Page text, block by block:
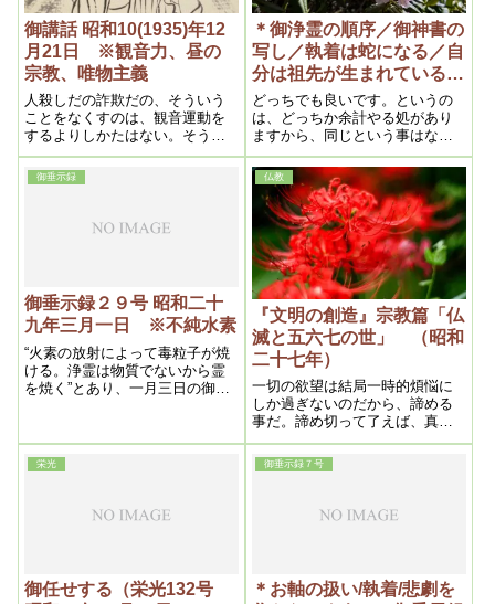
御講話 昭和10(1935)年12
月21日 ※観音力、昼の
宗教、唯物主義
人殺しだの詐欺だの、そういう
ことをなくすのは、観音運動を
するよりしかたはない。そうい
うわけで、結局、観音運動を大
いにして、一日も早く、一人で
も多く救わなければならぬ
＊御浄霊の順序／御神書の
写し／執着は蛇になる／自
分は祖先が生まれている
(御垂示録15号 昭和27年11
月1日③)
どっちでも良いです。というの
は、どっちか余計やる処があり
ますから、同じという事はな
い。その方を先にやれば良い。
それから額の熱ですが、触って
みて暖かかったら、何処かに浄
化があります。それから前（頸
部淋巴腺）から触るのです。そ
うすると一番良く分ります。そ
れから離れてやるのです。
御垂示録
御垂示録２９号 昭和二十
九年三月一日 ※不純水素
“火素の放射によって毒粒子が焼
ける。浄霊は物質でないから霊
を焼く”とあり、一月三日の御教
の”とあり、又他の御論文により
ますと“火 素によって全滅し、漿
液中に吸収される”とあります。
いうのは、霊的なものでござい
仏教
『文明の創造』宗教篇「仏
滅と五六七の世」 （昭和
二十七年）
一切の欲望は結局一時的煩悩に
しか過ぎないのだから、諦める
事だ。諦め切って了えば、真の
安心立命を得られるのだと説か
れたのであって、之が仏教の真
髄であるとしたら全く夜の世界
味に於て万事は昼の世界迄の運
栄光
御任せする（栄光132号
御垂示録７号
＊お軸の扱い/執着/悲劇を